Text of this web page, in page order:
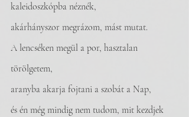
kaleidoszkópba néznék,
akárhányszor megrázom, mást mutat.
A lencséken megül a por, hasztalan
törölgetem,
aranyba akarja fojtani a szobát a Nap,
és én még mindig nem tudom, mit kezdjek